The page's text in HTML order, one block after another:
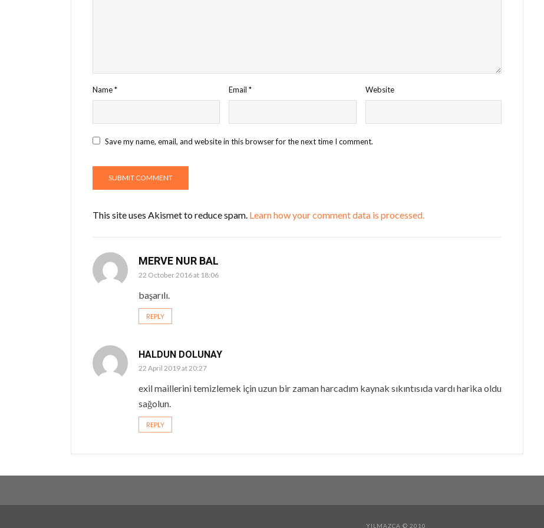
Name* Email* Website
Save my name, email, and website in this browser for the next time I comment.
This site uses Akismet to reduce spam. Learn how your comment data is processed.
MERVE NUR BAL
22 October 2016 at 18:06
başarılı.
REPLY
HALDUN DOLUNAY
22 April 2019 at 20:27
exil maillerini temizlemek için uzun bir zaman harcadım kaynak sıkıntısıda vardı harika oldu
sağolun.
REPLY
YILMAZCA © 2010